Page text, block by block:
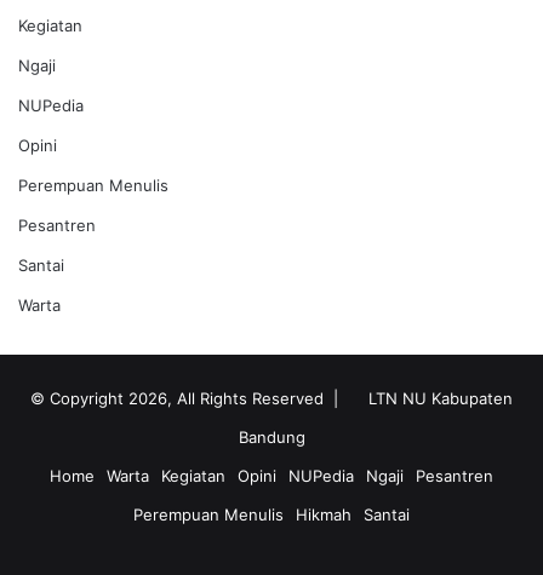
Kegiatan
Ngaji
NUPedia
Opini
Perempuan Menulis
Pesantren
Santai
Warta
© Copyright 2026, All Rights Reserved |
LTN NU Kabupaten
Bandung
Home
Warta Kegiatan Opini NUPedia Ngaji
Pesantren
Perempuan Menulis
Hikmah Santai